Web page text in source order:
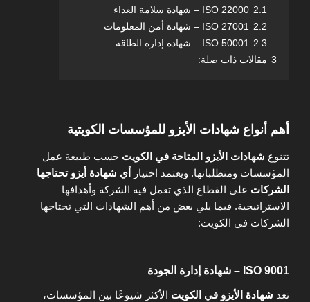
2.1 ISO 22000 – شهادة سلامة الغذاء
2.2 ISO 27001 – شهادة أمن المعلومات
2.3 ISO 50001 – شهادة إدارة الطاقة
3 مقالات ذات صلة:
أهم أنواع شهادات الأيزو للمؤسسات الكويتية
تتنوع شهادات الأيزو المتاحة في الكويت حسب طبيعة عمل
المؤسسات ومتطلباتها. ويعتمد اختيار أي شهادة أيزو تحتاجها
الشركات على القطاع الذي تعمل فيه الشركة وأهدافها
الاستراتيجية. فيما يلي بعض من أهم الشهادات التي تحتاجها
الشركات في الكويت:
ISO 9001 – شهادة إدارة الجودة
تعد شهادة الأيزو في الكويت الأكثر شيوعًا بين المؤسسات،